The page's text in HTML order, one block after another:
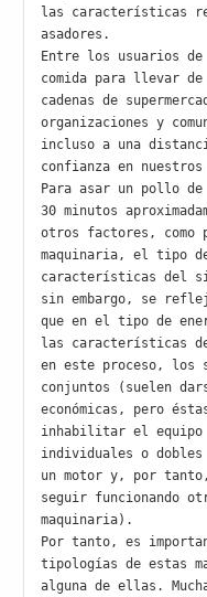
las características
asadores.
Entre los usuarios
comida para llevar
cadenas de
organizaciones y
incluso a una
confianza en nuestros
Para asar un pollo
30 minutos
otros factores, como
maquinaria, el tipo
características del
sin embargo, se
que en el tipo de
las características
en este proceso, los
conjuntos (suelen
económicas, pero
inhabilitar el equipo
individuales o dobles
un motor y, por
seguir funcionando
maquinaria).
Por tanto, es
tipologías de estas
alguna de ellas.